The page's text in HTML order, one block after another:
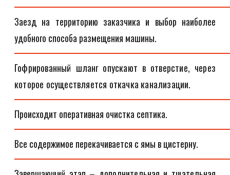
Заезд на территорию заказчика и выбор наиболее
удобного способа размещения машины.
Гофрированный шланг опускают в отверстие, через
которое осуществляется откачка канализации.
Происходит оперативная очистка септика.
Все содержимое перекачивается с ямы в цистерну.